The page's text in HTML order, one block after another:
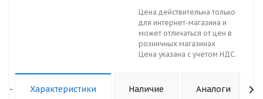
Цена действительна только
для интернет-магазина и
может отличаться от цен в
розничных магазинах
Цена указана с учетом НДС.
- Характеристики Наличие Аналоги